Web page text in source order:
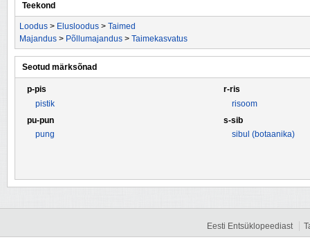
Teekond
Loodus > Elusloodus > Taimed
Majandus > Põllumajandus > Taimekasvatus
Seotud märksõnad
p-pis
pistik
pu-pun
pung
r-ris
risoom
s-sib
sibul (botaanika)
Eesti Entsüklopeediast